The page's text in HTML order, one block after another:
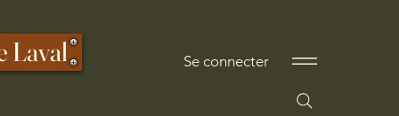
Laval Se connecter